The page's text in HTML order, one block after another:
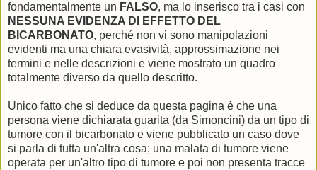
fondamentalmente un FALSO, ma lo inserisco tra i casi con
NESSUNA EVIDENZA DI EFFETTO DEL
BICARBONATO, perché non vi sono manipolazioni
evidenti ma una chiara evasività, approssimazione nei
termini e nelle descrizioni e viene mostrato un quadro
totalmente diverso da quello descritto.
Unico fatto che si deduce da questa pagina è che una
persona viene dichiarata guarita (da Simoncini) da un tipo di
tumore con il bicarbonato e viene pubblicato un caso dove
si parla di tutta un'altra cosa; una malata di tumore viene
operata per un'altro tipo di tumore e poi non presenta tracce